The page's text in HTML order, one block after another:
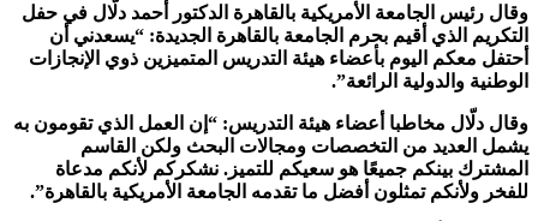
وقال رئيس الجامعة الأمريكية بالقاهرة الدكتور أحمد دلّال في حفل
التكريم الذي أقيم بحرم الجامعة بالقاهرة الجديدة: “يسعدني أن
أحتفل معكم اليوم بأعضاء هيئة التدريس المتميزين ذوي الإنجازات
الوطنية والدولية الرائعة”.
وقال دلّال مخاطبا أعضاء هيئة التدريس: “إن العمل الذي تقومون به
يشمل العديد من التخصصات ومجالات البحث ولكن القاسم
المشترك بينكم جميعًا هو سعيكم للتميز. نشكركم لأنكم مدعاة
للفخر ولأنكم تمثلون أفضل ما تقدمه الجامعة الأمريكية بالقاهرة”.